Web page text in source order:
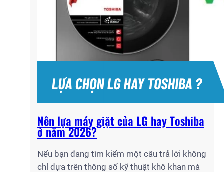
Nên lựa máy giặt của LG hay Toshiba
ở năm 2026?
Nếu bạn đang tìm kiếm một câu trả lời không
chỉ dựa trên thông số kỹ thuật khô khan mà